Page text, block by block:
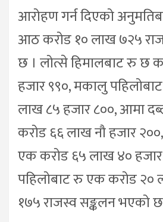
आरोहण गर्न दिएको
आठ करोड १० लाख ७२५
छ । लोत्से हिमालबाट रु छ
हजार ९९०, मकालु
लाख ८५ हजार ८००, आमा
करोड ६६ लाख नौ हजार
एक करोड ६५ लाख ४० हजार
पहिलोबाट रु एक करोड २०
१७५ राजस्व सङ्कलन भएको